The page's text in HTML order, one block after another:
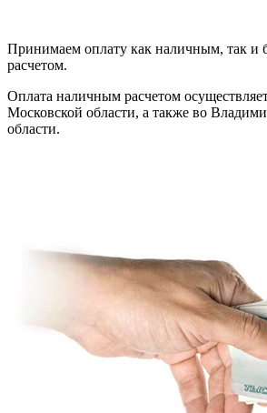
Принимаем оплату как наличным, так и
расчетом.
Оплата наличным расчетом
Московской области, а также во
области.